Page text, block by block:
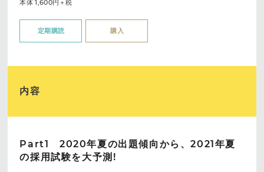
本体 1,600円＋税
定期購読 購入
内容
Part1 2020年夏の出題傾向から、2021年夏
の採用試験を大予測!